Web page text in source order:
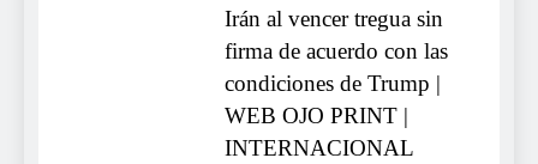
Irán al vencer tregua sin
firma de acuerdo con las
condiciones de Trump |
WEB OJO PRINT |
INTERNACIONAL